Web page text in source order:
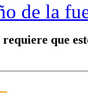
de la
que